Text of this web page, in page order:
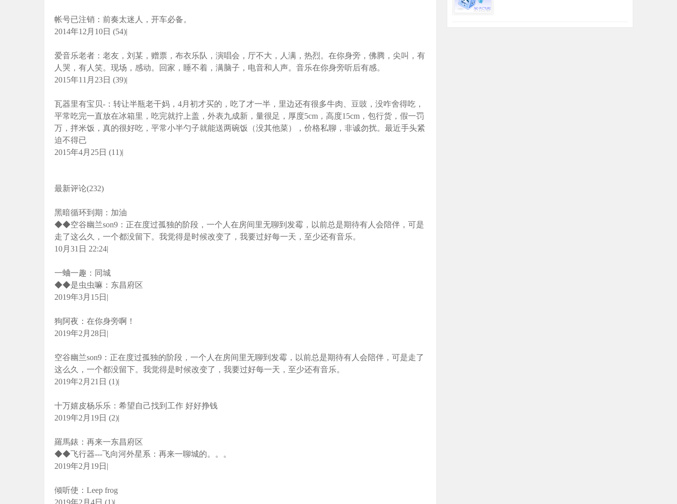
帐号已注销：前奏太迷人，开车必备。
2014年12月10日 (54)|
爱音乐老者：老友，刘某，赠票，布衣乐队，演唱会，厅不大，人满，热烈。在你身旁，佛腾，尖叫，有
人哭，有人笑。现场，感动。回家，睡不着，满脑子，电音和人声。音乐在你身旁听后有感。
2015年11月23日 (39)|
瓦器里有宝贝-：转让半瓶老干妈，4月初才买的，吃了才一半，里边还有很多牛肉、豆豉，没咋舍得吃，
平常吃完一直放在冰箱里，吃完就拧上盖，外表九成新，量很足，厚度5cm，高度15cm，包行货，假一罚
万，拌米饭，真的很好吃，平常小半勺子就能送两碗饭（没其他菜），价格私聊，非诚勿扰。最近手头紧
迫不得已
2015年4月25日 (11)|
最新评论(232)
黑暗循环到期：加油
◆◆空谷幽兰son9：正在度过孤独的阶段，一个人在房间里无聊到发霉，以前总是期待有人会陪伴，可是
走了这么久，一个都没留下。我觉得是时候改变了，我要过好每一天，至少还有音乐。
10月31日 22:24|
一蛐一趣：同城
◆◆是虫虫嘛：东昌府区
2019年3月15日|
狗阿夜：在你身旁啊！
2019年2月28日|
空谷幽兰son9：正在度过孤独的阶段，一个人在房间里无聊到发霉，以前总是期待有人会陪伴，可是走了
这么久，一个都没留下。我觉得是时候改变了，我要过好每一天，至少还有音乐。
2019年2月21日 (1)|
十万嬉皮杨乐乐：希望自己找到工作 好好挣钱
2019年2月19日 (2)|
羅馬錶：再来一东昌府区
◆◆飞行器---飞向河外星系：再来一聊城的。。。
2019年2月19日|
倾听使：Leep frog
2019年2月4日 (1)|